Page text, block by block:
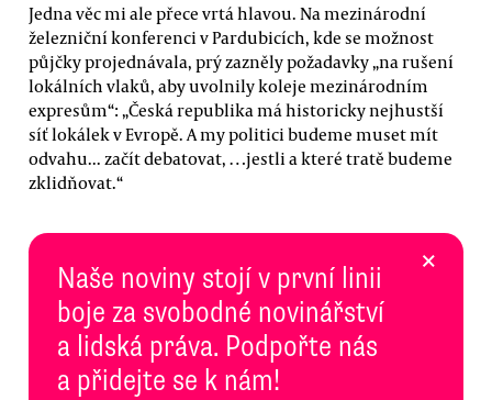
Jedna věc mi ale přece vrtá hlavou. Na mezinárodní
železniční konferenci v Pardubicích, kde se možnost
půjčky projednávala, prý zazněly požadavky „na rušení
lokálních vlaků, aby uvolnily koleje mezinárodním
expresům“: „Česká republika má historicky nejhustší
síť lokálek v Evropě. A my politici budeme muset mít
odvahu... začít debatovat, …jestli a které tratě budeme
zklidňovat.“
Naše noviny stojí v první linii
boje za svobodné novinářství
a lidská práva. Podpořte nás
a přidejte se k nám!
×